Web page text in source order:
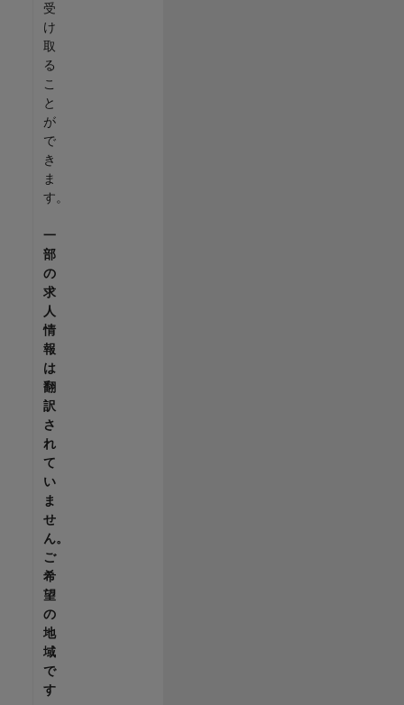
受
け
取
る
こ
と
が
で
き
ま
す。
一
部
の
求
人
情
報
は
翻
訳
さ
れ
て
い
ま
せ
ん。
ご
希
望
の
地
域
で
す